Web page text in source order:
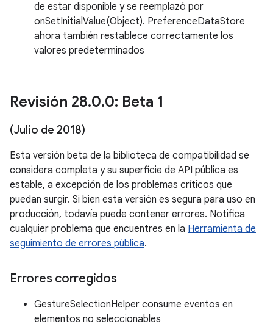
de estar disponible y se reemplazó por
onSetInitialValue(Object). PreferenceDataStore
ahora también restablece correctamente los
valores predeterminados
Revisión 28.0.0: Beta 1
(Julio de 2018)
Esta versión beta de la biblioteca de compatibilidad se
considera completa y su superficie de API pública es
estable, a excepción de los problemas críticos que
puedan surgir. Si bien esta versión es segura para uso en
producción, todavía puede contener errores. Notifica
cualquier problema que encuentres en la Herramienta de
seguimiento de errores pública.
Errores corregidos
GestureSelectionHelper consume eventos en
elementos no seleccionables